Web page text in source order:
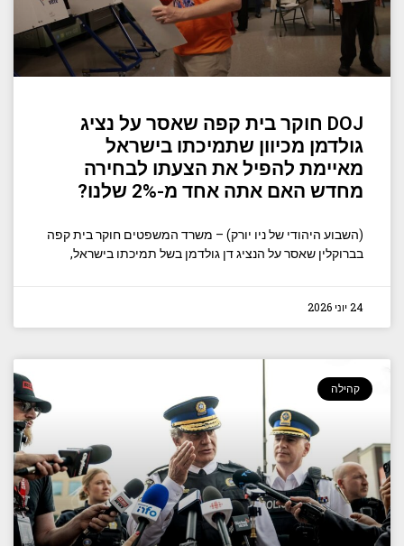
DOJ חוקר בית קפה שאסר על נציג
גולדמן מכיוון שתמיכתו בישראל
מאיימת להפיל את הצעתו לבחירה
מחדש האם אתה אחד מ-2% שלנו?
(השבוע היהודי של ניו יורק) – משרד המשפטים חוקר בית קפה
בברוקלין שאסר על הנציג דן גולדמן בשל תמיכתו בישראל,
24 יוני 2026
קהילה